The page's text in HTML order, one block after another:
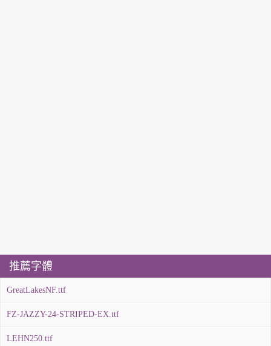
推薦字體
GreatLakesNF.ttf
FZ-JAZZY-24-STRIPED-EX.ttf
LEHN250.ttf